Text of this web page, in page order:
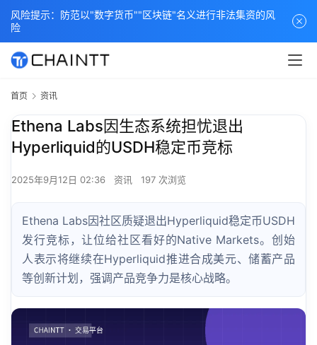
首页 资讯
Ethena Labs因生态系统担忧退出
Hyperliquid的USDH稳定币竞标
2025年9月12日 02:36 资讯 197 次浏览
Ethena Labs因社区质疑退出Hyperliquid稳定币USDH
发行竞标，让位给社区看好的Native Markets。创始
人表示将继续在Hyperliquid推进合成美元、储蓄产品
等创新计划，强调产品竞争力是核心战略。
风险提示：防范以"数字货币""区块链"名义进行非法集资的风
险